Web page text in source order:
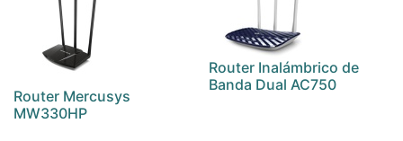
Router Mercusys
MW330HP
Router Inalámbrico de
Banda Dual AC750